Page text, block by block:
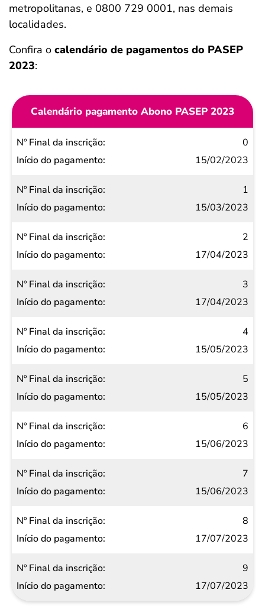
metropolitanas, e 0800 729 0001, nas demais
localidades.
Confira o calendário de pagamentos do PASEP
2023:
Calendário pagamento Abono PASEP 2023
Nº Final
da
Início do
pagamento
0
15/02/2023
1
15/03/2023
2
17/04/2023
3
17/04/2023
4
15/05/2023
5
15/05/2023
6
15/06/2023
7
15/06/2023
8
17/07/2023
9
17/07/2023